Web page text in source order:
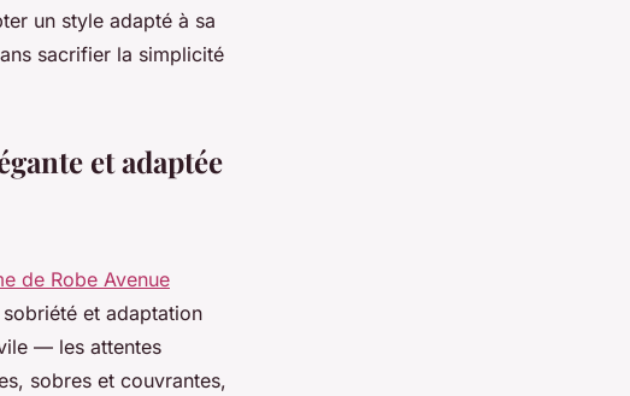
un style adapté à sa
sacrifier la simplicité
et adaptée
de Robe Avenue
et adaptation
— les attentes
sobres et couvrantes,